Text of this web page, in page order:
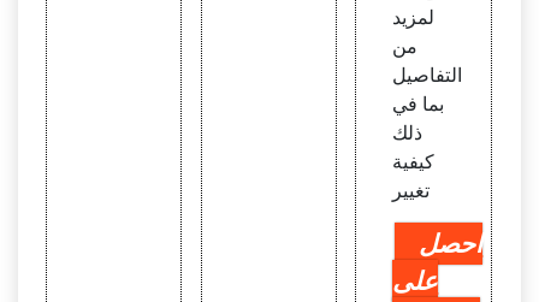
لمزيد
من
التفاصيل
بما في
ذلك
كيفية
تغيير
احصل
على